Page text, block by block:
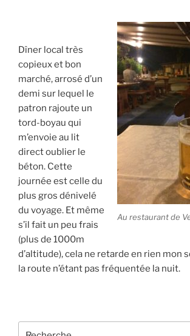
Au restaurant de
Dîner local très
copieux et bon
marché, arrosé d’un
demi sur lequel le
patron rajoute un
tord-boyau qui
m’envoie au lit
direct oublier le
béton. Cette
journée est celle du
plus gros dénivelé
du voyage. Et même
s’il fait un peu frais
(plus de 1000m
d’altitude), cela ne retarde en rien mon
la route n’étant pas fréquentée la nuit.